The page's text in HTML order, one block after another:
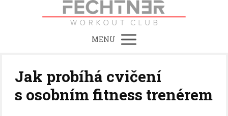
MENU
Jak probíhá cvičení
s osobním fitness trenérem